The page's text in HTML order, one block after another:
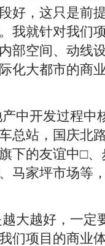
好，这只是前
我就针对我们
部空间、动线
化大都市的商
中开发过程中
总站，国庆北
下的友谊中□
马家坪市场等
大越好，一定
们项目的商业